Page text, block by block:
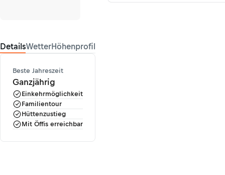
DetailsWetterHöhenprofil
Beste Jahreszeit
Ganzjährig
Einkehrmöglichkeit
Familientour
Hüttenzustieg
Mit Öffis erreichbar